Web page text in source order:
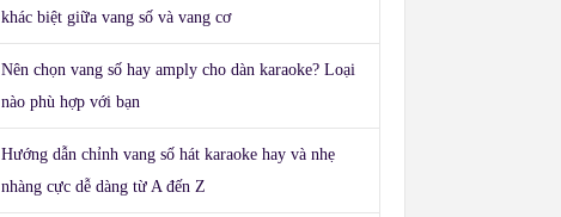
khác biệt giữa vang số và vang cơ
Nên chọn vang số hay amply cho dàn karaoke? Loại
nào phù hợp với bạn
Hướng dẫn chỉnh vang số hát karaoke hay và nhẹ
nhàng cực dễ dàng từ A đến Z